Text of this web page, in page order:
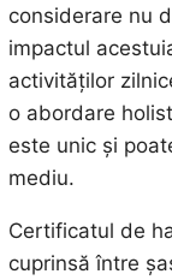
considerare nu
impactul
activităților
o abordare
este unic și
mediu.
Certificatul de
cuprinsă între